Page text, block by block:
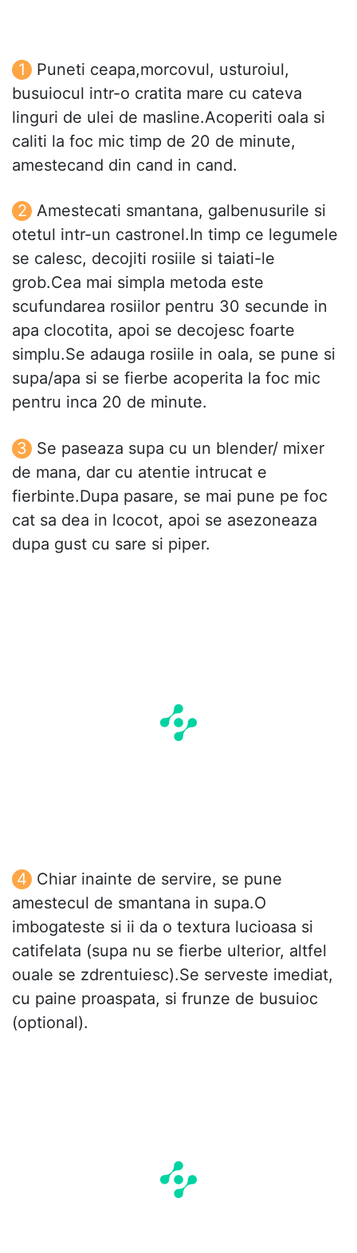
Puneti ceapa,morcovul, usturoiul,
busuiocul intr-o cratita mare cu cateva
linguri de ulei de masline.Acoperiti oala si
caliti la foc mic timp de 20 de minute,
amestecand din cand in cand.
Amestecati smantana, galbenusurile si
otetul intr-un castronel.In timp ce legumele
se calesc, decojiti rosiile si taiati-le
grob.Cea mai simpla metoda este
scufundarea rosiilor pentru 30 secunde in
apa clocotita, apoi se decojesc foarte
simplu.Se adauga rosiile in oala, se pune si
supa/apa si se fierbe acoperita la foc mic
pentru inca 20 de minute.
Se paseaza supa cu un blender/ mixer
de mana, dar cu atentie intrucat e
fierbinte.Dupa pasare, se mai pune pe foc
cat sa dea in lcocot, apoi se asezoneaza
dupa gust cu sare si piper.
Chiar inainte de servire, se pune
amestecul de smantana in supa.O
imbogateste si ii da o textura lucioasa si
catifelata (supa nu se fierbe ulterior, altfel
ouale se zdrentuiesc).Se serveste imediat,
cu paine proaspata, si frunze de busuioc
(optional).